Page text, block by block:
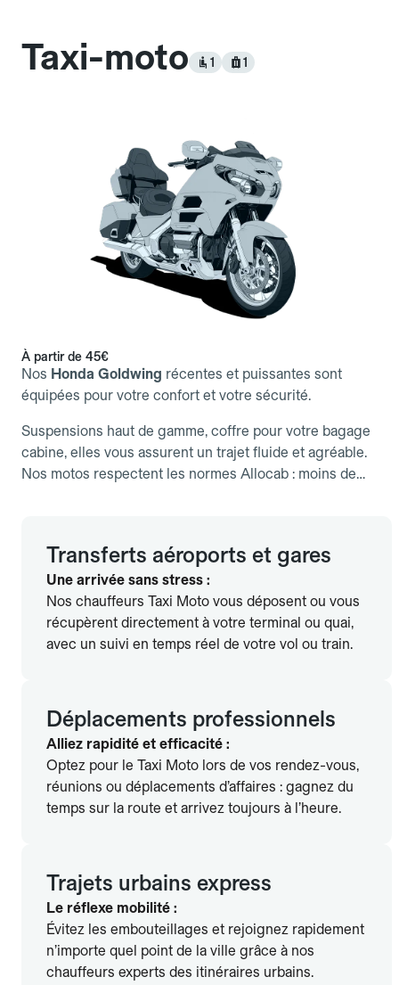
Taxi-moto 1 1
À partir de 45€
Nos Honda Goldwing récentes et puissantes sont
équipées pour votre confort et votre sécurité.
Suspensions haut de gamme, coffre pour votre bagage
cabine, elles vous assurent un trajet fluide et agréable.
Nos motos respectent les normes Allocab : moins de
Transferts aéroports et gares
Une arrivée sans stress :
Nos chauffeurs Taxi Moto vous déposent ou vous
récupèrent directement à votre terminal ou quai,
avec un suivi en temps réel de votre vol ou train.
Déplacements professionnels
Alliez rapidité et efficacité :
Optez pour le Taxi Moto lors de vos rendez-vous,
réunions ou déplacements d’affaires : gagnez du
temps sur la route et arrivez toujours à l’heure.
Trajets urbains express
Le réflexe mobilité :
Évitez les embouteillages et rejoignez rapidement
n’importe quel point de la ville grâce à nos
chauffeurs experts des itinéraires urbains.